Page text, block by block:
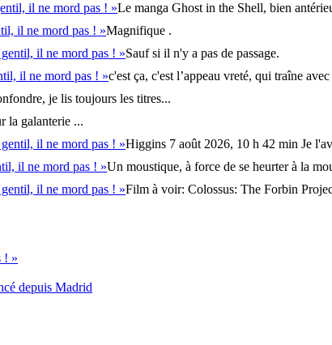
il ne mord pas ! »Le manga Ghost in the Shell, bien
il ne mord pas ! »Magnifique .
il ne mord pas ! »Sauf si il n'y a pas de passage.
il ne mord pas ! »c'est ça, c'est l’appeau vreté, qui traîne
je lis toujours les titres...
la galanterie ...
il ne mord pas ! »Higgins 7 août 2026, 10 h 42 min Je
il ne mord pas ! »Un moustique, à force de se heurter à la
il ne mord pas ! »Film à voir: Colossus: The Forbin
! »
depuis Madrid